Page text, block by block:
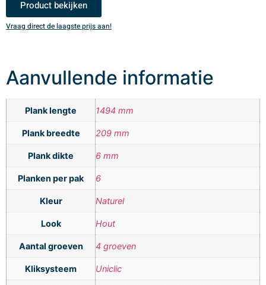
Product bekijken
Vraag direct de laagste prijs aan!
Aanvullende informatie
Plank lengte 1494 mm
Plank breedte 209 mm
Plank dikte 6 mm
Planken per pak 6
Kleur Naturel
Look Hout
Aantal groeven 4 groeven
Kliksysteem Uniclic